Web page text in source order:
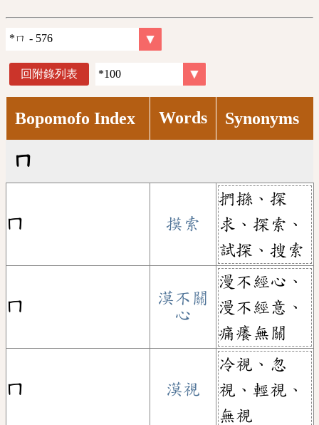
回附錄列表
Bopomofo Index Words Synonyms
ㄇ
ㄇ 摸索
捫搎、探
求、探索、
試探、搜索
ㄇ
漠不關
心
漫不經心、
漫不經意、
痛癢無關
ㄇ 漠視
冷視、忽
視、輕視、
無視